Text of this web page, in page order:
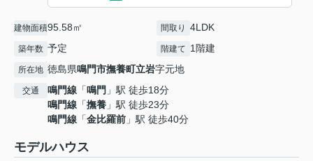
建物面積95.58㎡ 間取り 4LDK
築年数 予定 階建て 1階建
所在地 徳島県鳴門市撫養町立岩字元地
交通 鳴門線 「鳴門 」駅 徒歩18分
鳴門線 「撫養 」駅 徒歩23分
鳴門線 「金比羅前 」駅 徒歩40分
モデルハウス